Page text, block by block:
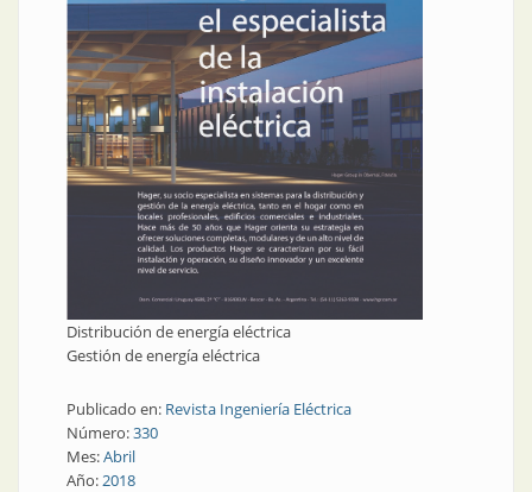
Distribución de energía eléctrica
Gestión de energía eléctrica
Publicado en: Revista Ingeniería Eléctrica
Número:330
Mes:Abril
Año:2018